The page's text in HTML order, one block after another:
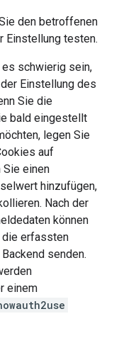
den betroffenen
Einstellung testen.
schwierig sein,
Einstellung des
Sie die
bald eingestellt
legen Sie
auf
Sie einen
hinzufügen,
Nach der
können
die erfassten
senden.
einem